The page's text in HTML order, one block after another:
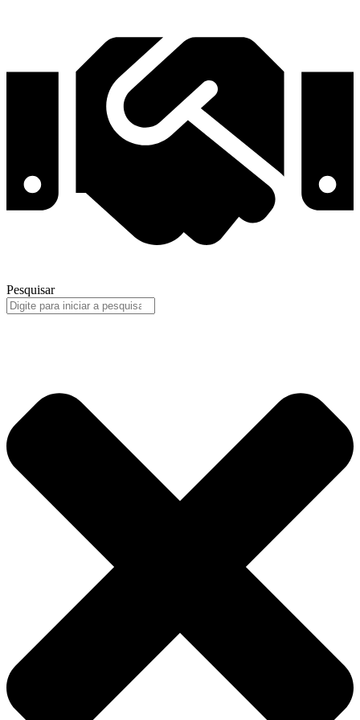
Pesquisar